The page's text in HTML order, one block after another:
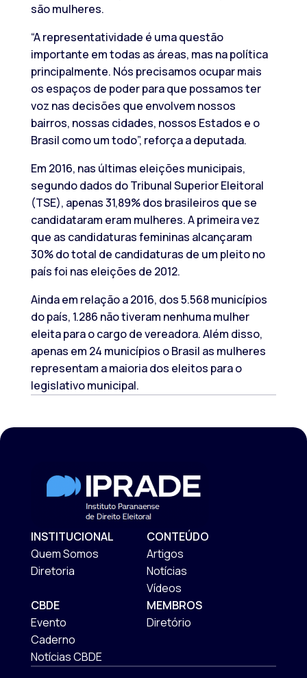
são mulheres.
“A representatividade é uma questão
importante em todas as áreas, mas na política
principalmente. Nós precisamos ocupar mais
os espaços de poder para que possamos ter
voz nas decisões que envolvem nossos
bairros, nossas cidades, nossos Estados e o
Brasil como um todo”, reforça a deputada.
Em 2016, nas últimas eleições municipais,
segundo dados do Tribunal Superior Eleitoral
(TSE), apenas 31,89% dos brasileiros que se
candidataram eram mulheres. A primeira vez
que as candidaturas femininas alcançaram
30% do total de candidaturas de um pleito no
país foi nas eleições de 2012.
Ainda em relação a 2016, dos 5.568 municípios
do país, 1.286 não tiveram nenhuma mulher
eleita para o cargo de vereadora. Além disso,
apenas em 24 municípios o Brasil as mulheres
representam a maioria dos eleitos para o
legislativo municipal.
INSTITUCIONAL
Quem Somos
Diretoria
CONTEÚDO
Artigos
Notícias
Vídeos
CBDE
Evento
Caderno
Notícias CBDE
MEMBROS
Diretório